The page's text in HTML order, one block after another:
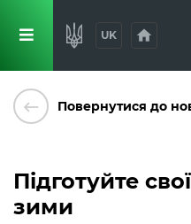
UK home
keyboard_backspace Повернутися до
Підготуйте
зими